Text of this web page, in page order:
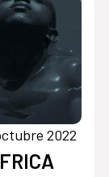
2022